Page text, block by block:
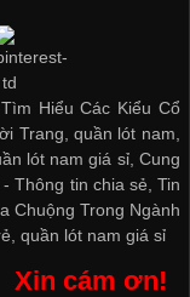
Hiểu Các Kiểu Cổ
Trang, quần lót nam,
lót nam giá sỉ, Cung
-Thông tin chia sẻ Tin
Chuộng Trong Ngành
,quần lót nam giá sỉ
Xin cám ơn!